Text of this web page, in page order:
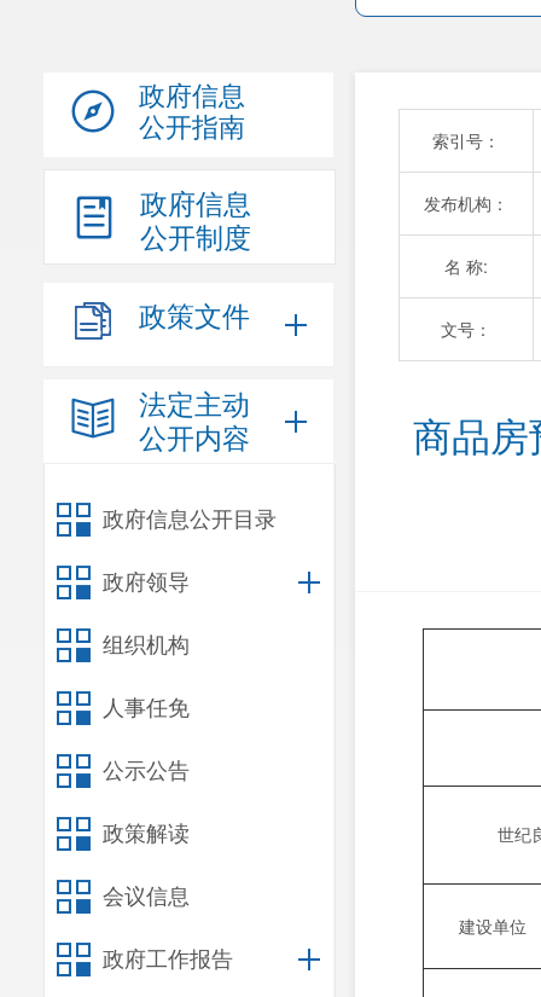
政府信息
公开指南
政府信息
公开制度
政策文件
法定主动
公开内容
政府信息公开目录
政府领导
组织机构
人事任免
公示公告
政策解读
会议信息
政府工作报告
索引号：
发布机构：
名 称:
文号：
商品房
世纪
建设单位